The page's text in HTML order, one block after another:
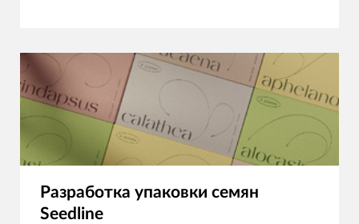
Разработка упаковки семян
Seedline